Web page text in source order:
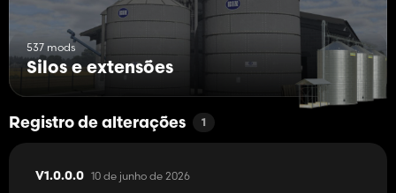
537 mods
Silos e extensões
Registro de alterações 1
V1.0.0.0 10 de junho de 2026